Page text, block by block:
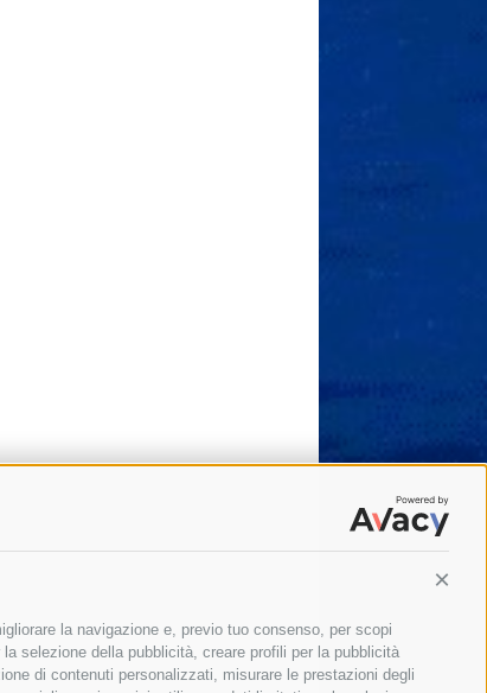
la navigazione e, previo tuo consenso, per scopi
selezione della pubblicità, creare profili per la pubblicità
di contenuti personalizzati, misurare le prestazioni degli